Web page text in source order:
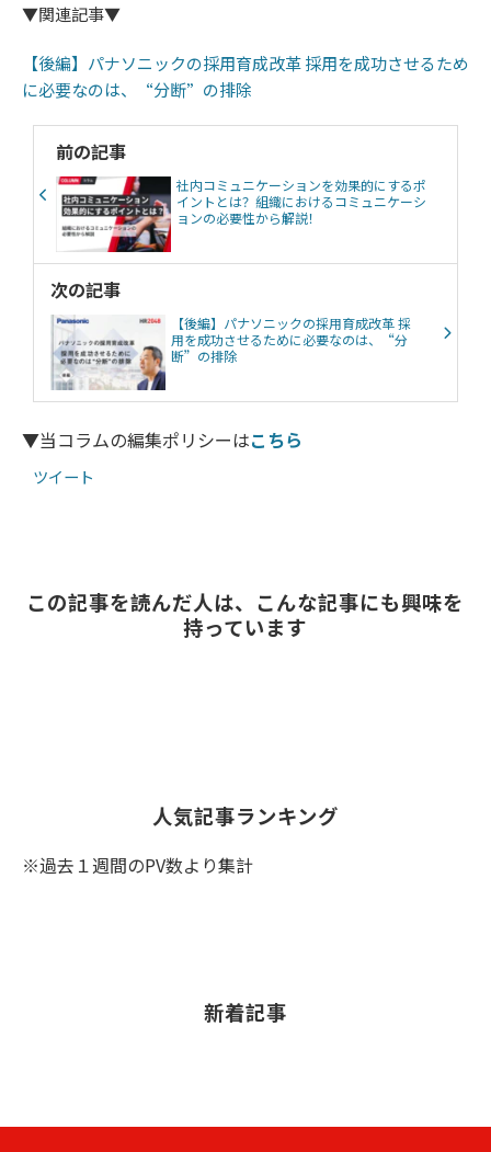
▼関連記事▼
【後編】パナソニックの採用育成改革 採用を成功させるため
に必要なのは、“分断”の排除
前の記事
社内コミュニケーションを効果的にするポ
イントとは？組織におけるコミュニケーシ
ョンの必要性から解説！
次の記事
【後編】パナソニックの採用育成改革 採
用を成功させるために必要なのは、“分
断”の排除
▼当コラムの編集ポリシーはこちら
ツイート
この記事を読んだ人は、こんな記事にも興味を
持っています
人気記事ランキング
※過去１週間のPV数より集計
新着記事